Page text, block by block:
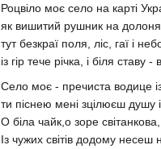
Роцвіло моє село на карті
як вишитий рушник на
тут безкраї поля, ліс, гаї і
із гір тече річка, і біля ставу -
Село моє - пречиста водице
ти піснею мені зцілюєш душу і
O біла чайк,о зоре
Із чужих світів додому несеш